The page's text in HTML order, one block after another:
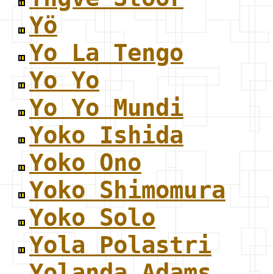
Yö
Yo La Tengo
Yo Yo
Yo Yo Mundi
Yoko Ishida
Yoko Ono
Yoko Shimomura
Yoko Solo
Yola Polastri